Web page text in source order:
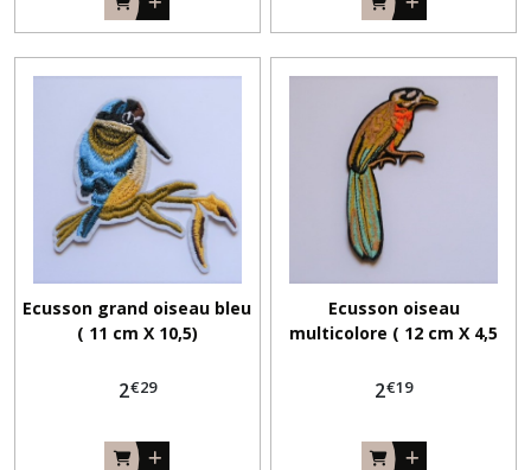
Ecusson grand oiseau bleu
( 11 cm X 10,5)
2€29
Ecusson oiseau
multicolore ( 12 cm X 4,5
2€19